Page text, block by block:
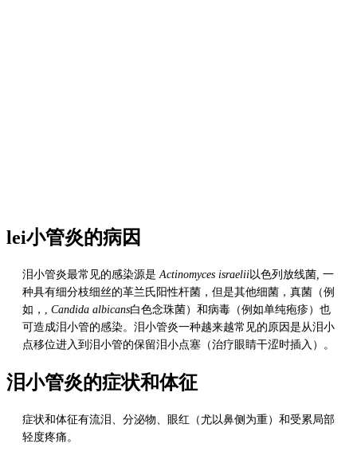
lei小管炎的病因
泪小管炎最常见的感染源是 Actinomyces israelii以色列放线菌 一
种具有细分枝细丝的革兰氏阳性杆菌，但是其他细菌，真菌（例
如，, Candida albicans白色念珠菌）和病毒（例如单纯疱疹）也
可造成泪小管的感染。泪小管炎一种越来越常见的原因是从泪小
点移位进入到泪小管的保留泪小点塞（治疗眼睛干涩时插入）。
泪小管炎的症状和体征
症状和体征有流泪、分泌物、眼红（尤以鼻侧为重）和受累局部
轻度疼痛。